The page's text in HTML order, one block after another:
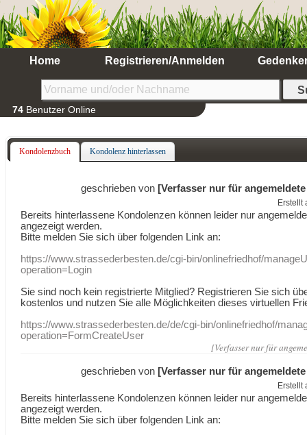
Home Registrieren/Anmelden
74 Benutzer Online
Kondolenzbuch Kondolenz hinterlassen
geschrieben von [Verfasser nur für
Erstellt
Bereits hinterlassene Kondolenzen können leider nur
angezeigt werden.
Bitte melden Sie sich über folgenden Link an:
https://www.strassederbesten.de/cgi-bin/onlinefriedhof/
operation=Login
Sie sind noch kein registrierte Mitglied? Registrieren Sie sich
kostenlos und nutzen Sie alle Möglichkeiten dieses virtuellen
https://www.strassederbesten.de/de/cgi-bin/onlinefriedhof/
operation=FormCreateUser
[Verfasser nur für
geschrieben von [Verfasser nur für
Erstellt
Bereits hinterlassene Kondolenzen können leider nur
angezeigt werden.
Bitte melden Sie sich über folgenden Link an: